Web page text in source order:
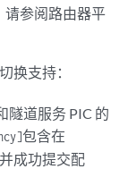
请参阅路由器平
换支持：
隧道服务 PIC 的
包含在
成功提交配